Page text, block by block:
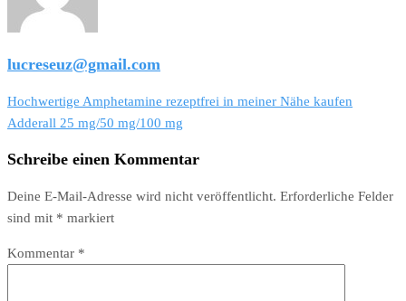
lucreseuz@gmail.com
Beitragsnavigation
Hochwertige Amphetamine rezeptfrei in meiner Nähe kaufen
Adderall 25 mg/50 mg/100 mg
Schreibe einen Kommentar
Deine E-Mail-Adresse wird nicht veröffentlicht. Erforderliche Felder
sind mit * markiert
Kommentar *